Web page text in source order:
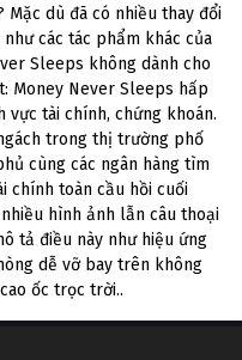
Mặc dù đã có nhiều thay đổi
các tác phẩm khác của
Sleeps không dành cho
Money Never Sleeps hấp
tài chính, chứng khoán.
trong thị trường phố
cùng các ngân hàng tìm
chính toàn cầu hồi cuối
hình ảnh lẫn câu thoại
tả điều này như hiệu ứng
dễ vỡ bay trên không
ốc trọc trời..